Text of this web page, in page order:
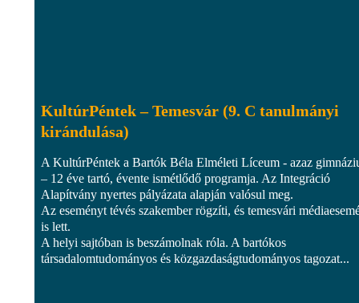
KultúrPéntek – Temesvár (9. C tanulmányi
kirándulása)
A KultúrPéntek a Bartók Béla Elméleti Líceum - azaz
– 12 éve tartó, évente ismétlődő programja. Az Integráció
Alapítvány nyertes pályázata alapján valósul meg.
Az eseményt tévés szakember rögzíti, és temesvári
is lett.
A helyi sajtóban is beszámolnak róla. A bartókos
társadalomtudományos és közgazdaságtudományos tagozat...